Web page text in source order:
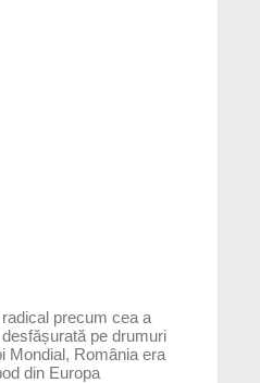
precum cea a
pe drumuri
Mondial, România era
din Europa